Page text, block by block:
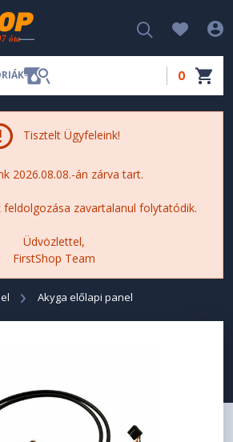
0
Tisztelt Ügyfeleink!
2026.08.08.-án zárva tart.
feldolgozása zavartalanul folytatódik.
Üdvözlettel,
FirstShop Team
Akyga előlapi panel